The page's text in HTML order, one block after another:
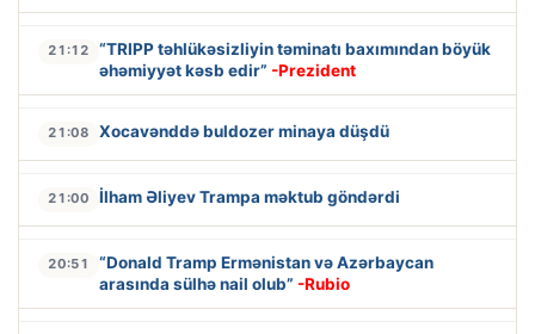
21:12
“TRIPP təhlükəsizliyin təminatı baxımından böyük
əhəmiyyət kəsb edir” -Prezident
21:08 Xocavənddə buldozer minaya düşdü
21:00 İlham Əliyev Trampa məktub göndərdi
20:51
“Donald Tramp Ermənistan və Azərbaycan
arasında sülhə nail olub” -Rubio